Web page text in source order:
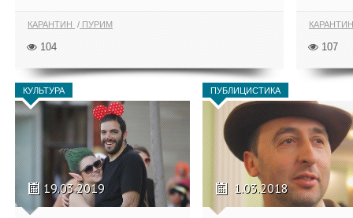
КАРАНТИН ПУРИМ
104 107
КУЛЬТУРА
19.03.2019
ПУБЛИЦИСТИКА
1.03.2018